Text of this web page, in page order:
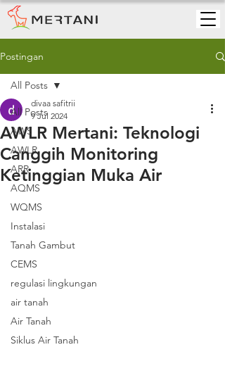
Postingan
All Posts
AWS
AWLR
ARR
AQMS
WQMS
Instalasi
Tanah Gambut
CEMS
regulasi lingkungan
air tanah
Air Tanah
Siklus Air Tanah
All Posts
AWLR Mertani: Teknologi
Canggih Monitoring
Ketinggian Muka Air
divaa safitrii
9 Jul 2024